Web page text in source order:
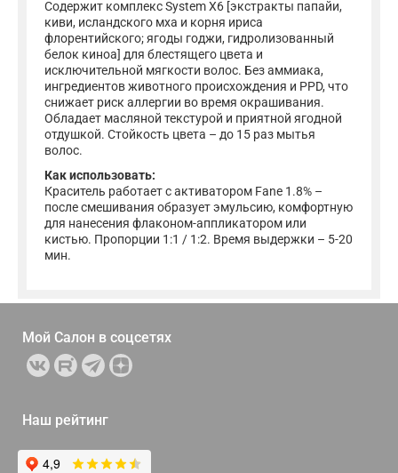
Содержит комплекс System X6 [экстракты папайи,
киви, исландского мха и корня ириса
флорентийского; ягоды годжи, гидролизованный
белок киноа] для блестящего цвета и
исключительной мягкости волос. Без аммиака,
ингредиентов животного происхождения и PPD, что
снижает риск аллергии во время окрашивания.
Обладает масляной текстурой и приятной ягодной
отдушкой. Стойкость цвета – до 15 раз мытья
волос.
Как использовать:
Краситель работает с активатором Fane 1.8% –
после смешивания образует эмульсию, комфортную
для нанесения флаконом-аппликатором или
кистью. Пропорции 1:1 / 1:2. Время выдержки – 5-20
мин.
Мой Салон в соцсетях
Наш рейтинг